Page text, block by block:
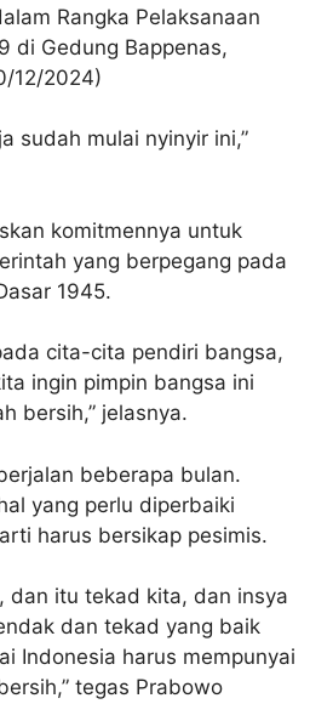
Rangka Pelaksanaan
di Gedung Bappenas,
12/2024)
sudah mulai nyinyir ini,”
komitmennya untuk
yang berpegang pada
1945.
cita-cita pendiri bangsa,
ingin pimpin bangsa ini
bersih,” jelasnya.
beberapa bulan.
yang perlu diperbaiki
harus bersikap pesimis.
dan itu tekad kita, dan insya
dan tekad yang baik
Indonesia harus mempunyai
tegas Prabowo